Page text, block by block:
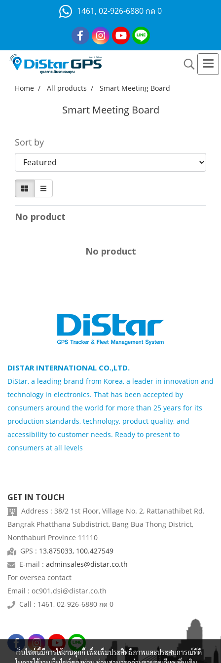
1461, 02-926-6880 กด 0
Home All products Smart Meeting Board
Smart Meeting Board
Sort by
No product
No product
DISTAR INTERNATIONAL CO.,LTD.
DiStar, a leading brand from Korea, a leader in innovation and
technology in electronics. That has been accepted by
consumers around the world for more than 25 years for its
production standards, technology, product quality, and
accessibility to customer needs. Ready to present to
consumers at all levels
GET IN TOUCH
Address : 38/2 1st Floor, Village No. 2, Rattanathibet Rd.
Bangrak Phatthana Subdistrict, Bang Bua Thong District,
Nonthaburi Province 11110
GPS : 13.875033, 100.427549
E-mail : adminsales@distar.co.th
For oversea contact
Email : oc901.dsi@distar.co.th
Call : 1461, 02-926-6880 กด 0
เว็บไซต์นี้มีการใช้งานคุกกี้ เพื่อเพิ่มประสิทธิภาพและประสบการณ์ที่ดี